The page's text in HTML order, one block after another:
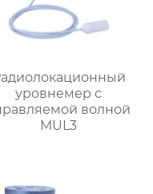
уровнемер с
волной
MUL3